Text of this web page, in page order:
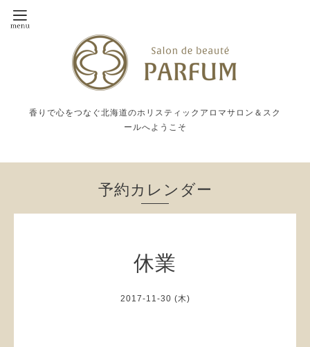
香りで心をつなぐ北海道のホリスティックアロマサロン＆スク
ールへようこそ
予約カレンダー
休業
2017-11-30 (木)